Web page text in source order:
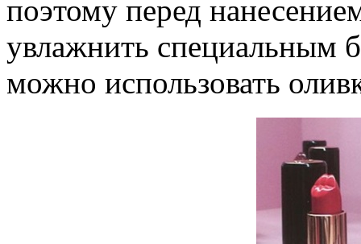
поэтому перед
увлажнить специальным
можно использовать